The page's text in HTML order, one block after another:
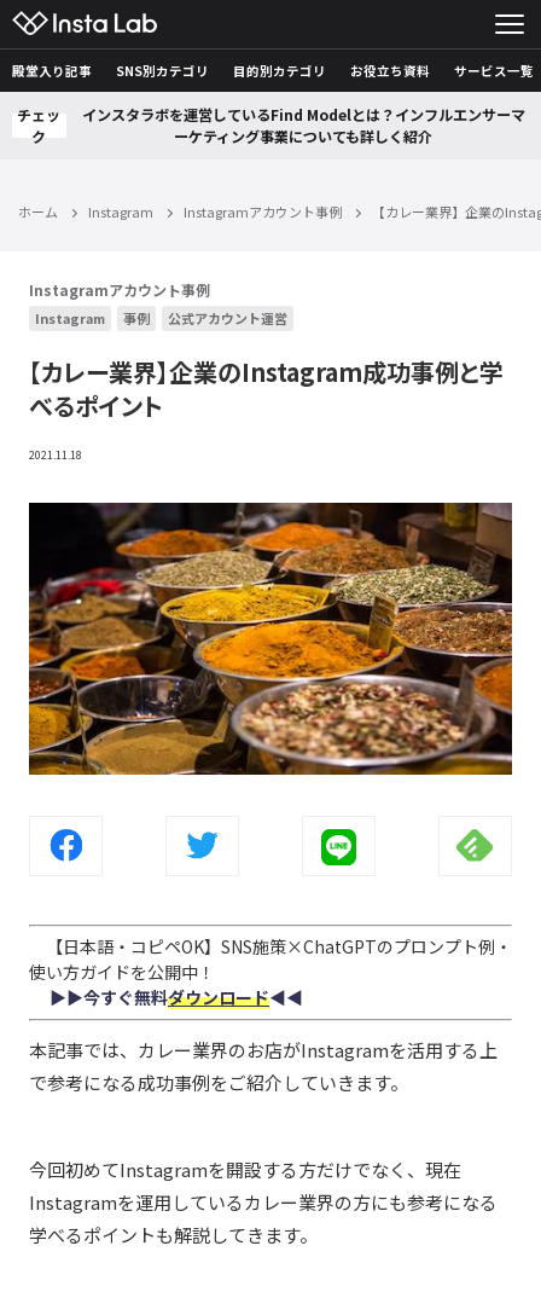
殿堂入り記事 SNS別カテゴリ 目的別カテゴリ お役立ち資料 サービス一覧
チェッ
ク
インスタラボを運営しているFind Modelとは？インフルエンサーマ
ーケティング事業についても詳しく紹介
ホーム Instagram Instagramアカウント事例 【カレー業界】企業の
Instagramアカウント事例
Instagram 事例 公式アカウント運営
【カレー業界】企業のInstagram成功事例と学
べるポイント
2021.11.18
【日本語・コピペOK】SNS施策×ChatGPTのプロンプト例・
使い方ガイドを公開中！
▶︎▶︎今すぐ無料ダウンロード◀︎◀︎
本記事では、カレー業界のお店がInstagramを活用する上
で参考になる成功事例をご紹介していきます。
今回初めてInstagramを開設する方だけでなく、現在
Instagramを運用しているカレー業界の方にも参考になる
学べるポイントも解説してきます。